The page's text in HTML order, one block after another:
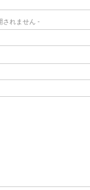
されません -